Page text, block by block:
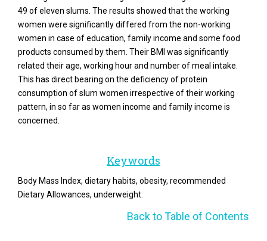
49 of eleven slums. The results showed that the working
women were significantly differed from the non-working
women in case of education, family income and some food
products consumed by them. Their BMI was significantly
related their age, working hour and number of meal intake.
This has direct bearing on the deficiency of protein
consumption of slum women irrespective of their working
pattern, in so far as women income and family income is
concerned.
Keywords
Body Mass Index, dietary habits, obesity, recommended
Dietary Allowances, underweight.
Back to Table of Contents